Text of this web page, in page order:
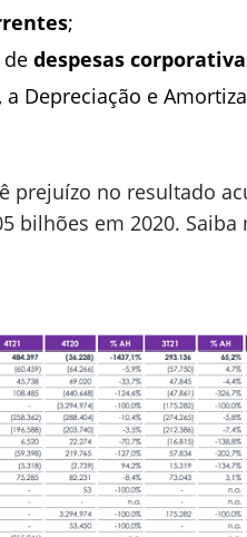
;
despesas
a Depreciação e
prejuízo no resultado
bilhões em 2020.